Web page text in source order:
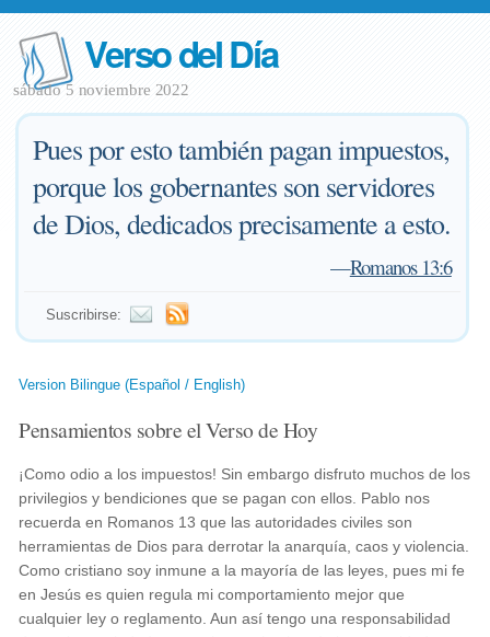
Verso del Día
sábado 5 noviembre 2022
Pues por esto también pagan impuestos,
porque los gobernantes son servidores
de Dios, dedicados precisamente a esto.
—Romanos 13:6
Suscribirse:
Version Bilingue (Español / English)
Pensamientos sobre el Verso de Hoy
¡Como odio a los impuestos! Sin embargo disfruto muchos de los
privilegios y bendiciones que se pagan con ellos. Pablo nos
recuerda en Romanos 13 que las autoridades civiles son
herramientas de Dios para derrotar la anarquía, caos y violencia.
Como cristiano soy inmune a la mayoría de las leyes, pues mi fe
en Jesús es quien regula mi comportamiento mejor que
cualquier ley o reglamento. Aun así tengo una responsabilidad